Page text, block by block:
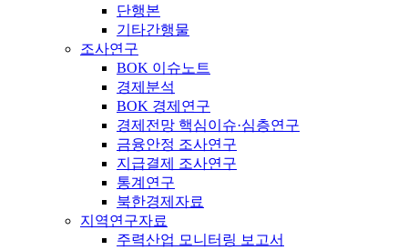
단행본
기타간행물
조사연구
BOK 이슈노트
경제분석
BOK 경제연구
경제전망 핵심이슈·심층연구
금융안정 조사연구
지급결제 조사연구
통계연구
북한경제자료
지역연구자료
주력산업 모니터링 보고서